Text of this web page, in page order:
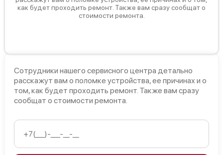
как будет проходить ремонт. Также вам сразу сообщат о
стоимости ремонта.
Сотрудники нашего сервисного центра детально
расскажут вам о поломке устройства, ее причинах и о
том, как будет проходить ремонт. Также вам сразу
сообщат о стоимости ремонта.